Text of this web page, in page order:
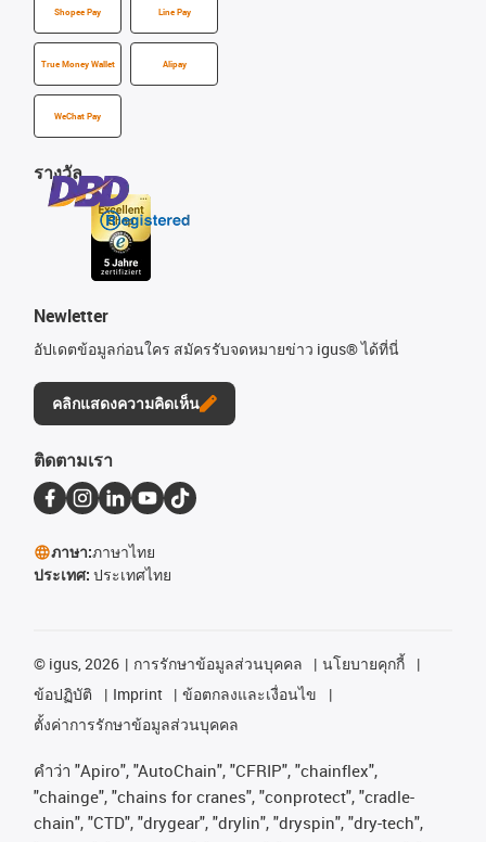
Shopee Pay Line Pay
True Money Wallet Alipay
WeChat Pay
รางวัล
Newletter
อัปเดตข้อมูลก่อนใคร สมัครรับจดหมายข่าว igus® ได้ที่นี่
คลิกแสดงความคิดเห็น
ติดตามเรา
ภาษา:ภาษาไทย
ประเทศ: ประเทศไทย
© igus, 2026 การรักษาข้อมูลส่วนบุคคล
นโยบายคุกกี้
ข้อปฏิบัติ
Imprint
ข้อตกลงและเงื่อนไข
ตั้งค่าการรักษาข้อมูลส่วนบุคคล
คําว่า "Apiro", "AutoChain", "CFRIP", "chainflex",
"chainge", "chains for cranes", "conprotect", "cradle-
chain", "CTD", "drygear", "drylin", "dryspin", "dry-tech",